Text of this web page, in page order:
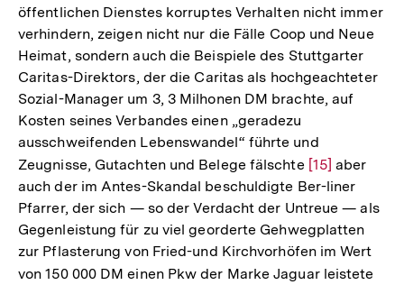
öffentlichen Dienstes korruptes Verhalten nicht immer
verhindern, zeigen nicht nur die Fälle Coop und Neue
Heimat, sondern auch die Beispiele des Stuttgarter
Caritas-Direktors, der die Caritas als hochgeachteter
Sozial-Manager um 3, 3 Milhonen DM brachte, auf
Kosten seines Verbandes einen „geradezu
ausschweifenden Lebenswandel“ führte und
Zeugnisse, Gutachten und Belege fälschte Zur
Auflösung
der
Fußnote
[15] aber
auch der im Antes-Skandal beschuldigte Ber-liner
Pfarrer, der sich — so der Verdacht der Untreue — als
Gegenleistung für zu viel georderte Gehwegplatten
zur Pflasterung von Fried-und Kirchvorhöfen im Wert
von 150 000 DM einen Pkw der Marke Jaguar leistete